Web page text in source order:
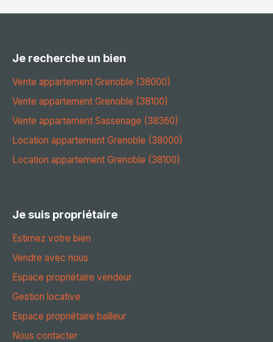
Je recherche un bien
Vente appartement Grenoble (38000)
Vente appartement Grenoble (38100)
Vente appartement Sassenage (38360)
Location appartement Grenoble (38000)
Location appartement Grenoble (38100)
Je suis propriétaire
Estimez votre bien
Vendre avec nous
Espace propriétaire vendeur
Gestion locative
Espace propriétaire bailleur
Nous contacter